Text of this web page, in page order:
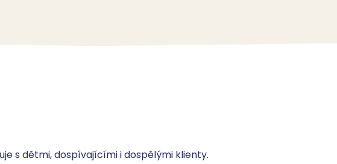
s dětmi, dospívajícími i dospělými klienty.